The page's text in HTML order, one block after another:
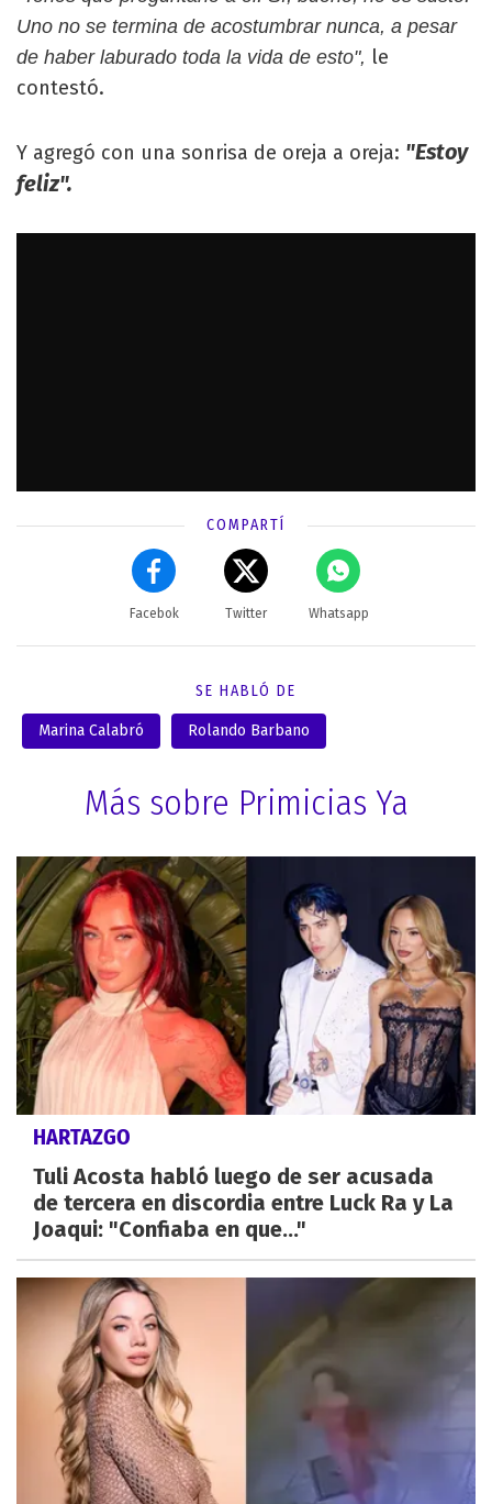
Uno no se termina de acostumbrar nunca, a pesar
de haber laburado toda la vida de esto", le
contestó.
Y agregó con una sonrisa de oreja a oreja: "Estoy
feliz".
COMPARTÍ
Facebok Twitter Whatsapp
SE HABLÓ DE
Marina Calabró Rolando Barbano
Más sobre Primicias Ya
HARTAZGO
Tuli Acosta habló luego de ser acusada
de tercera en discordia entre Luck Ra y La
Joaqui: "Confiaba en que..."